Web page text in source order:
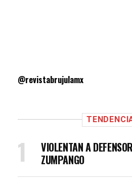
@revistabrujulamx
VIOLENTAN A
ZUMPANGO